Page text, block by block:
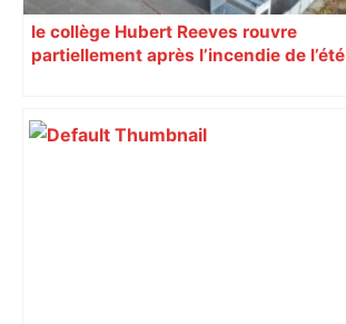
le collège Hubert Reeves rouvre
partiellement après l’incendie de l’été